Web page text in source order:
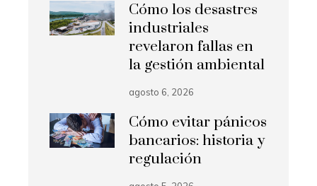
Cómo los desastres
industriales
revelaron fallas en
la gestión ambiental
agosto 6, 2026
Cómo evitar pánicos
bancarios: historia y
regulación